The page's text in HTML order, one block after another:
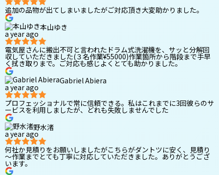
追加の品物が出てしまいましたがご対応頂き大変助かりました。
本山ゆき
a year ago
電気屋さんに搬出不可と言われたドラム式洗濯機を、サッと分解回
収していただきました(３名作業¥55000)作業箇所から階段まで手早
く拭き取りまで。ご対応も感じよくとても助かりました。
Gabriel Abiera
a year ago
プロフェッショナルで常に信頼できる。私はこれまでに3回彼らのサ
ービスを利用しましたが、どれも失敗しませんでした
野水渚
a year ago
何社か見積りをお願いしましたがこちらがダントツに安く、見積り
～作業までとても丁寧に対応していただきました。ありがとうござ
います。